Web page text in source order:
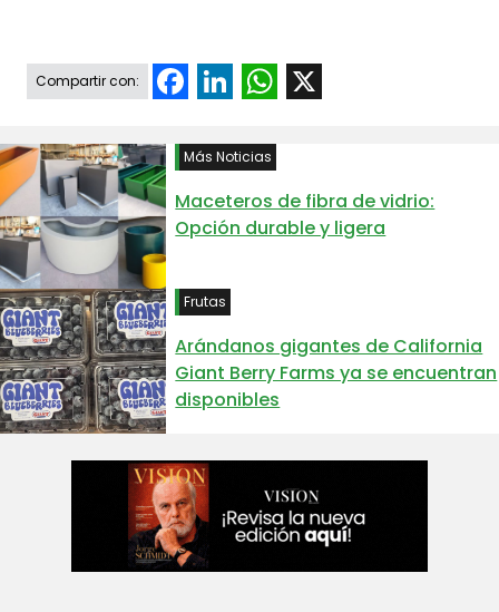
Compartir con: FacebookLinkedInWhatsApp
Más Noticias
Maceteros de fibra de vidrio:
Opción durable y ligera
Frutas
Arándanos gigantes de California
Giant Berry Farms ya se encuentran
disponibles